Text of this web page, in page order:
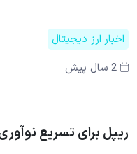
اخبار ارز دیجیتال
2 سال پیش
ریپل برای تسریع